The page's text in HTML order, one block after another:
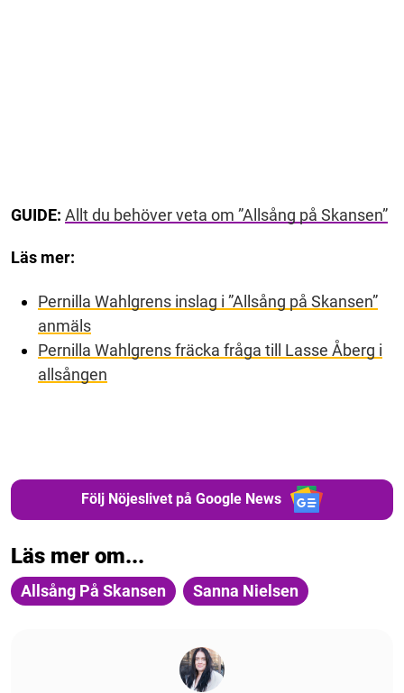
GUIDE: Allt du behöver veta om ”Allsång på Skansen”
Läs mer:
Pernilla Wahlgrens inslag i ”Allsång på Skansen”
anmäls
Pernilla Wahlgrens fräcka fråga till Lasse Åberg i
allsången
Följ Nöjeslivet på Google News
Läs mer om...
Allsång På Skansen Sanna Nielsen